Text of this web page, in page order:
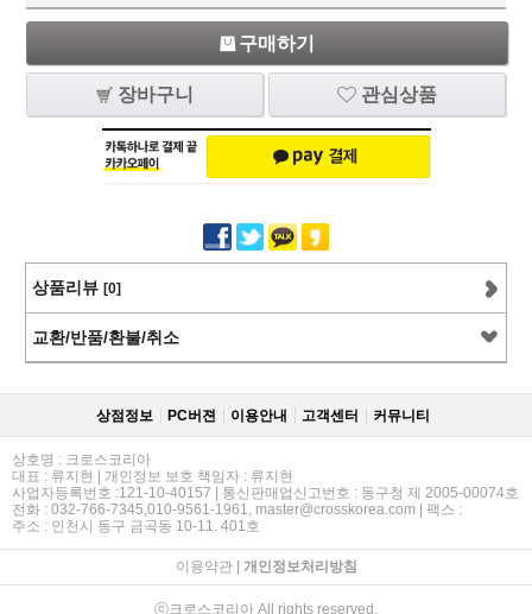
구매하기
장바구니 관심상품
상품리뷰 [0]
교환/반품/환불/취소
상점정보 PC버젼 이용안내 고객센터 커뮤니티
상호명 : 크로스코리아
대표 : 류지현 | 개인정보 보호 책임자 : 류지현
사업자등록번호 :121-10-40157 | 통신판매업신고번호 : 동구청 제 2005-00074호
전화 : 032-766-7345,010-9561-1961, master@crosskorea.com | 팩스 :
주소 : 인천시 동구 금곡동 10-11. 401호
이용약관| 개인정보처리방침
ⓒ크로스코리아 All rights reserved.